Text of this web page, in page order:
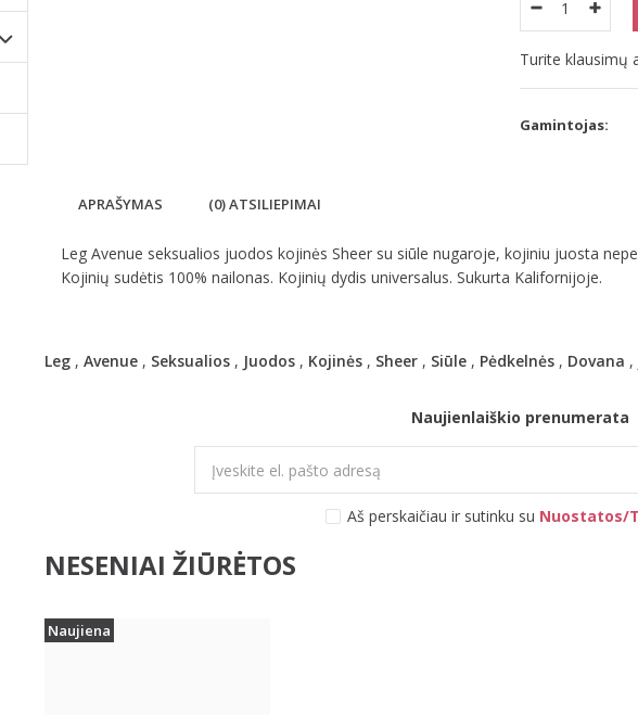
Turite klausimų
Gamintojas:
APRAŠYMAS (0) ATSILIEPIMAI
Leg Avenue seksualios juodos kojinės Sheer su siūle nugaroje, kojiniu juosta
Kojinių sudėtis 100% nailonas. Kojinių dydis universalus. Sukurta Kalifornijoje.
Leg, Avenue, Seksualios, Juodos, Kojinės, Sheer, Siūle, Pėdkelnės, Dovana ,
Naujienlaiškio prenumerata
Aš perskaičiau ir sutinku su Nuostatos/
NESENIAI ŽIŪRĖTOS
Naujiena